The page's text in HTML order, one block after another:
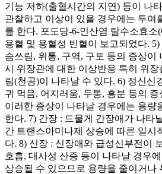
기능 저하(출혈시간의 지연) 등이 나
관찰하고 이상이 있을 경우에는 투여
를 한다. 포도당-6-인산염 탈수소효소
용혈 및 용혈성 빈혈이 보고되었다.
슴쓰림, 위통, 구역, 구토 등의 증상이
시 위장관에 대한 이상반응 특히 위
림(천공)이 나타날 수 있다. 6) 정신신
귀 먹음, 어지러움, 두통, 흥분 등의
이러한 증상이 나타날 경우에는 용량
한다. 7) 간장 : 드물게 간장애가 나타
간 트랜스아미나제 상승에 따른 일시
다. 8) 신장 : 신장애와 급성신부전이
호흡, 대사성 산증 등이 나타날 경우
상승될 수 있으므로 용량을 줄이거나